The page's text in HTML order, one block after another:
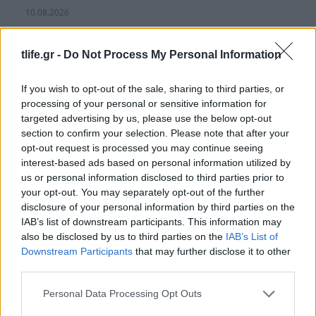
tlife.gr - Do Not Process My Personal Information
If you wish to opt-out of the sale, sharing to third parties, or
processing of your personal or sensitive information for
targeted advertising by us, please use the below opt-out
section to confirm your selection. Please note that after your
opt-out request is processed you may continue seeing
interest-based ads based on personal information utilized by
us or personal information disclosed to third parties prior to
your opt-out. You may separately opt-out of the further
disclosure of your personal information by third parties on the
IAB’s list of downstream participants. This information may
also be disclosed by us to third parties on the IAB’s List of
Downstream Participants that may further disclose it to other
Please note that this website/app uses one or more Google
Personal Data Processing Opt Outs
10.08.2026
Τατιάνα Στεφανίδου: Σύντομη απόδραση στους
Παξούς – «Το ηλιοβασίλεμα είναι πιο όμορφο
όταν το μοιράζεσαι»